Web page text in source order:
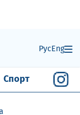
РусEng
Спорт